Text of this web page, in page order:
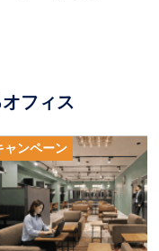
フィス
ャンペーン